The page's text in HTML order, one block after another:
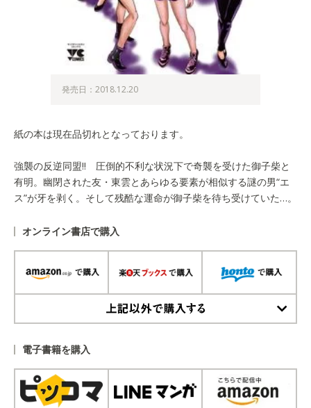
発売日：2018.12.20
紙の本は現在品切れとなっております。
強襲の反逆同盟!! 圧倒的不利な状況下で奇襲を受けた御子柴と
有明。幽閉された友・東雲とあらゆる要素が相似する謎の男“エ
ス”が牙を剥く。そして残酷な運命が御子柴を待ち受けていた…。
オンライン書店で購入
電子書籍を購入